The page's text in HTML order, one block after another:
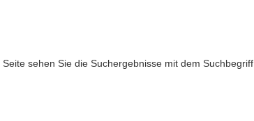
sehen Sie die Suchergebnisse mit dem Suchbegriff